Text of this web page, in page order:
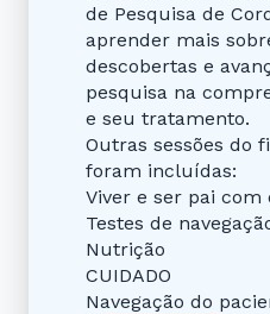
de Pesquisa de
aprender mais
descobertas e
pesquisa na
e seu tratamento.
Outras sessões do
foram incluídas:
Viver e ser pai com
Testes de
Nutrição
CUIDADO
Navegação do